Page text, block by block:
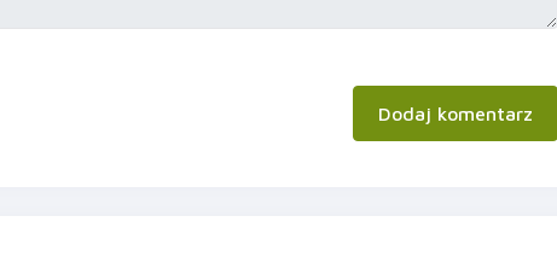
Dodaj komentarz